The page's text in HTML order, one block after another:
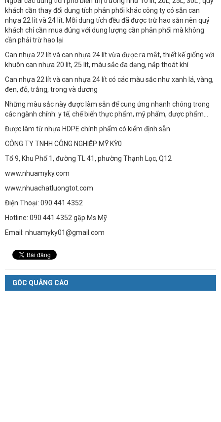
khách cần thay đổi dung tích phân phối khác công ty có sẵn can
nhựa 22 lít và 24 lít. Mỗi dung tích đều đã được trừ hao sẵn nên quý
khách chỉ cần mua đúng với dung lượng cần phân phối mà không
cần phải trừ hao lại
Can nhựa 22 lít và can nhựa 24 lít vừa được ra mắt, thiết kế giống với
khuôn can nhựa 20 lít, 25 lít, màu sắc đa dạng, nắp thoát khí
Can nhựa 22 lít và can nhựa 24 lít có các màu sắc như xanh lá, vàng,
đen, đỏ, trắng, trong và dương
Những màu sắc này được làm sẵn để cung ứng nhanh chóng trong
các ngành chính: y tế, chế biến thực phẩm, mỹ phẩm, dược phẩm...
Được làm từ nhựa HDPE chính phẩm có kiểm định sẵn
CÔNG TY TNHH CÔNG NGHIỆP MỸ KỲ0
Tổ 9, Khu Phố 1, đường TL 41, phường Thạnh Lọc, Q12
www.nhuamyky.com
www.nhuachatluongtot.com
Điện Thoại: 090 441 4352
Hotline: 090 441 4352 gặp Ms Mỹ
Email: nhuamyky01@gmail.com
GÓC QUẢNG CÁO